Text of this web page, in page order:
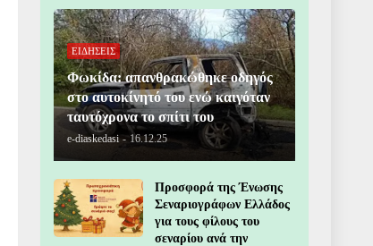
ΕΙΔΗΣΕΙΣ
Φωκίδα: απανθρακώθηκε οδηγός
στο αυτοκίνητό του ενώ καιγόταν
ταυτόχρονα το σπίτι του
e-diaskedasi - 16.12.25
Προσφορά της Ένωσης
Σεναριογράφων Ελλάδος
για τους φίλους του
σεναρίου ανά την